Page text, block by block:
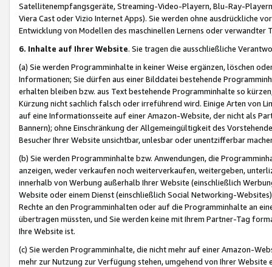
Satellitenempfangsgeräte, Streaming-Video-Playern, Blu-Ray-
Viera Cast oder Vizio Internet Apps). Sie werden ohne ausdrückliche
Entwicklung von Modellen des maschinellen Lernens oder
6. Inhalte auf Ihrer Website. Sie tragen die ausschließliche
(a) Sie werden Programminhalte in keiner Weise ergänzen, löschen
Informationen; Sie dürfen aus einer Bilddatei bestehende
erhalten bleiben bzw. aus Text bestehende Programminhalte so
Kürzung nicht sachlich falsch oder irreführend wird. Einige Arten von
auf eine Informationsseite auf einer Amazon-Website, der nicht als
Bannern); ohne Einschränkung der Allgemeingültigkeit des
Besucher Ihrer Website unsichtbar, unlesbar oder unentzifferbar
(b) Sie werden Programminhalte bzw. Anwendungen, die
anzeigen, weder verkaufen noch weiterverkaufen, weitergeben,
innerhalb von Werbung außerhalb Ihrer Website (einschließlich
Website oder einem Dienst (einschließlich Social Networking-
Rechte an den Programminhalten oder auf die Programminhalte an
übertragen müssten, und Sie werden keine mit Ihrem Partner-Tag
Ihre Website ist.
(c) Sie werden Programminhalte, die nicht mehr auf einer Amazon-
mehr zur Nutzung zur Verfügung stehen, umgehend von Ihrer